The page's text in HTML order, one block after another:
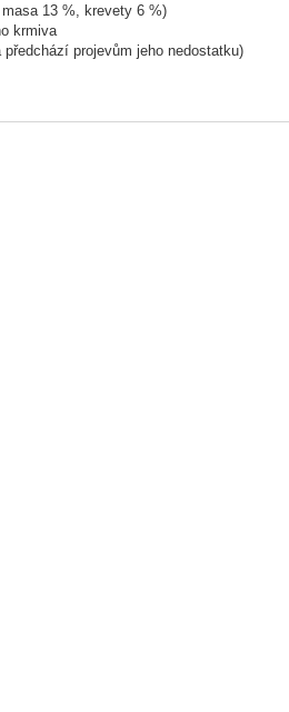
13 %, krevety 6 %)
krmiva
projevům jeho nedostatku)